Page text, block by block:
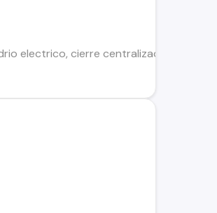
electrico, cierre centralizado, radio